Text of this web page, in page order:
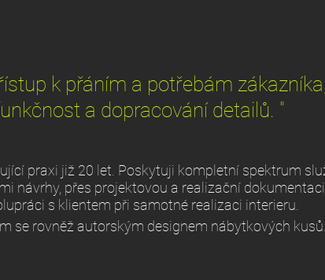
k přáním a potřebám
a dopracování detailů. "
praxi již 20 let. Poskytuji kompletní spektrum
návrhy, přes projektovou a realizační
s klientem při samotné realizaci interieru.
se rovněž autorským designem nábytkových kusů.